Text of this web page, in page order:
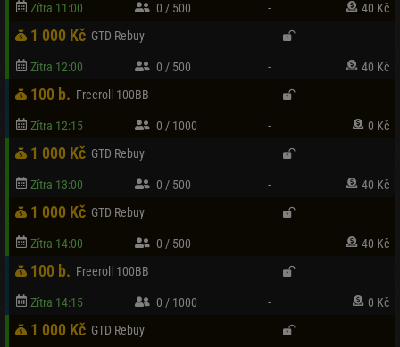
Zítra 11:00 0 / 500 - 40 Kč
1 000 Kč GTD Rebuy
Zítra 12:00 0 / 500 - 40 Kč
100 b. Freeroll 100BB
Zítra 12:15 0 / 1000 - 0 Kč
1 000 Kč GTD Rebuy
Zítra 13:00 0 / 500 - 40 Kč
1 000 Kč GTD Rebuy
Zítra 14:00 0 / 500 - 40 Kč
100 b. Freeroll 100BB
Zítra 14:15 0 / 1000 - 0 Kč
1 000 Kč GTD Rebuy